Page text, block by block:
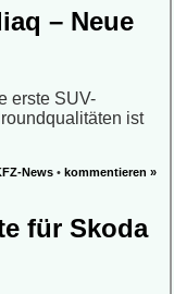
– Neue
erste SUV-
ist
News • kommentieren »
für Skoda